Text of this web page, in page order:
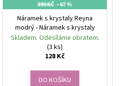
399 KČ –67 %
Náramek s krystaly Reyna
modrý - Náramek s krystaly
Skladem. Odesíláme obratem.
(3 ks)
128 Kč
DO KOŠÍKU